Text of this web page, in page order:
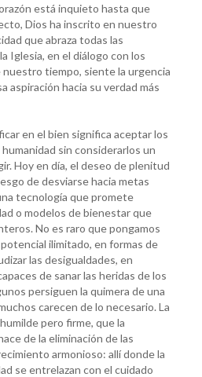
está inquieto hasta que
Dios ha inscrito en nuestro
que abraza todas las
Iglesia, en el diálogo con los
nuestro tiempo, siente la urgencia
aspiración hacia su verdad más
en el bien significa aceptar los
sin considerarlos un
Hoy en día, el deseo de plenitud
de desviarse hacia metas
tecnología que promete
o modelos de bienestar que
No es raro que pongamos
ilimitado, en formas de
las desigualdades, en
de sanar las heridas de los
persiguen la quimera de una
carecen de lo necesario. La
pero firme, que la
de la eliminación de las
armonioso: allí donde la
se entrelazan con el cuidado